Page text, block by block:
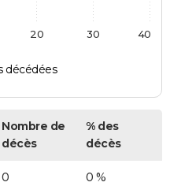
décédées
20 30 40
Nombre de
décès
% des
décès
0 0 %